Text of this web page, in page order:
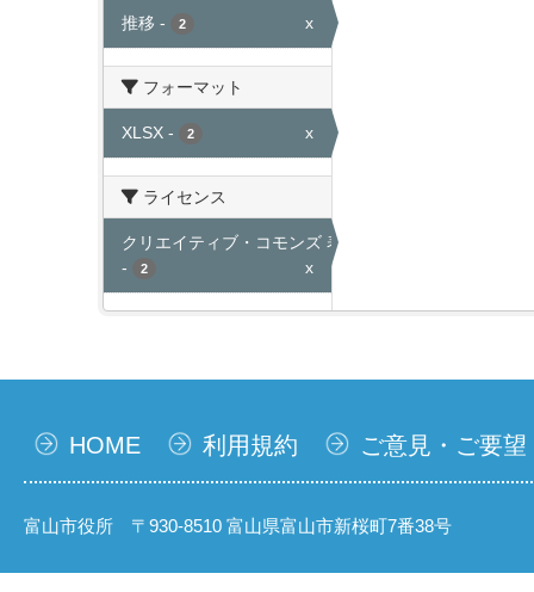
推移 - 2 x
フォーマット
XLSX - 2 x
ライセンス
クリエイティブ・コモンズ 表示
-
2 x
HOME 利用規約 ご意見・ご要望
富山市役所 〒930-8510 富山県富山市新桜町7番38号